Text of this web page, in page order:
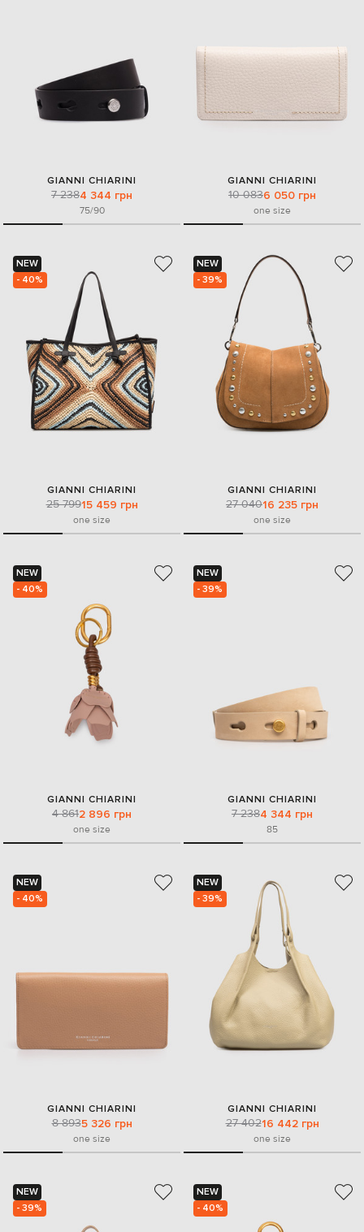
GIANNI CHIARINI
7 2384 344 грн
75/90
GIANNI CHIARINI
10 0836 050 грн
one size
NEW
- 40%
GIANNI CHIARINI
25 79915 459 грн
one size
NEW
- 39%
GIANNI CHIARINI
27 04016 235 грн
one size
NEW
- 40%
GIANNI CHIARINI
4 8612 896 грн
one size
NEW
- 39%
GIANNI CHIARINI
7 2384 344 грн
85
NEW
- 40%
GIANNI CHIARINI
8 8935 326 грн
one size
NEW
- 39%
GIANNI CHIARINI
27 40216 442 грн
one size
NEW
- 39%
NEW
- 40%